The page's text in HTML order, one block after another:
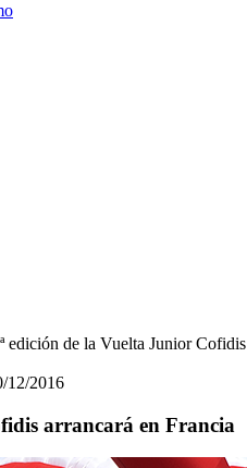
edición de la Vuelta Junior
12/2016
arrancará en Francia